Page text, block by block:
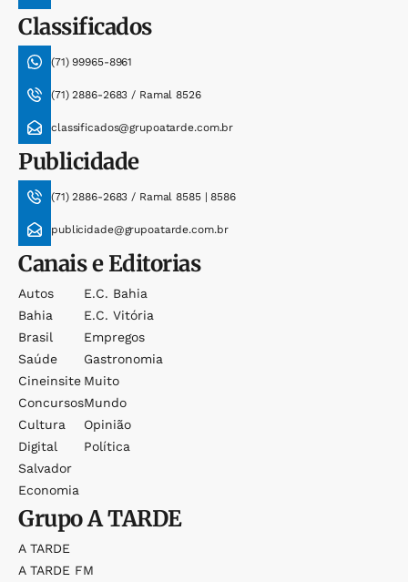
Classificados
(71) 99965-8961
(71) 2886-2683 / Ramal 8526
classificados@grupoatarde.com.br
Publicidade
(71) 2886-2683 / Ramal 8585 | 8586
publicidade@grupoatarde.com.br
Canais e Editorias
Autos
Bahia
Brasil
Saúde
Cineinsite
Concursos
Cultura
Digital
Salvador
Economia
E.c. Bahia
E.c. Vitória
Empregos
Gastronomia
Muito
Mundo
Opinião
Política
GrupoA TARDE
A TARDE
A TARDE FM